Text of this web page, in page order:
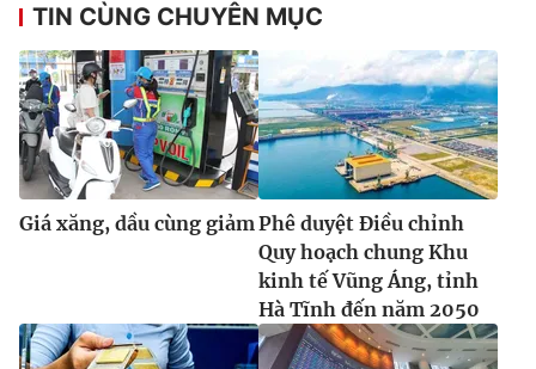
TIN CÙNG CHUYÊN MỤC
Giá xăng, dầu cùng giảm Phê duyệt Điều chỉnh
Quy hoạch chung Khu
kinh tế Vũng Áng, tỉnh
Hà Tĩnh đến năm 2050